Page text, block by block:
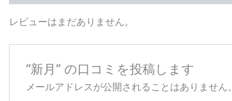
レビューはまだありません。
“新月” の口コミを投稿します
メールアドレスが公開されることはありません。